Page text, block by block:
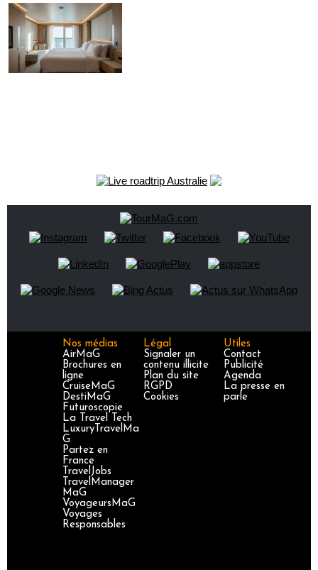
Nos médias
AirMaG
Brochures en
ligne
CruiseMaG
DestiMaG
Futuroscopie
La Travel Tech
LuxuryTravelMa
G
Partez en
France
TravelJobs
TravelManager
MaG
VoyageursMaG
Voyages
Responsables
Légal
Signaler un
contenu illicite
Plan du site
RGPD
Cookies
Utiles
Contact
Publicité
Agenda
La presse en
parle